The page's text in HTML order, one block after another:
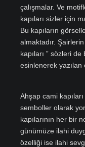
çalışmalar. Ve
kapıları sizler için
Bu kapıların
almaktadır. Şairlerin
kapıları ” sözleri
esinlenerek yazılan
Ahşap cami
semboller olarak
kapılarının her bir
günümüze ilahi
özelliği ise ilahi